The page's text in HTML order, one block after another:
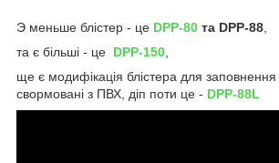
Э меньше блістер - це DPP-80 та DPP-88
та є більші - це DPP-150
ще є модифікація блістера для заповнення
свормовані з ПВХ, діп поти це - DPP-88L